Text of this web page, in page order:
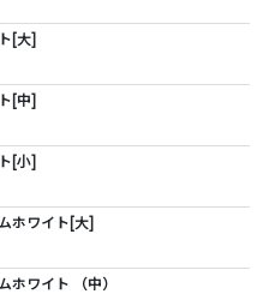
[大]
[中]
[小]
ホワイト[大]
ホワイト （中）